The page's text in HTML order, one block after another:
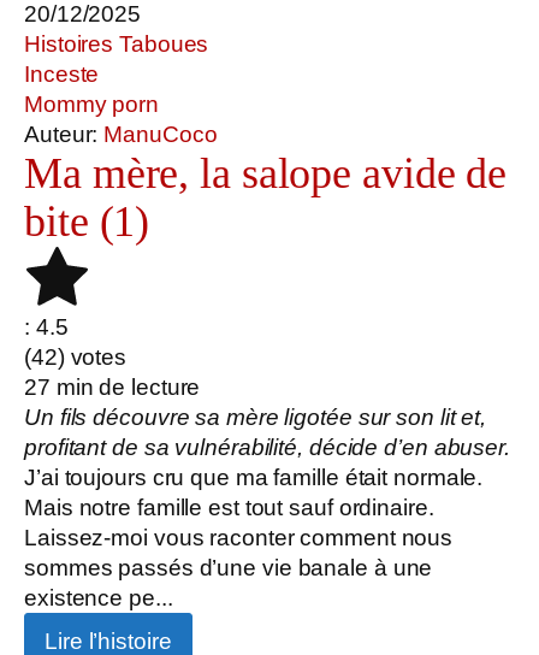
20/12/2025
Histoires Taboues
Inceste
Mommy porn
Auteur: ManuCoco
Ma mère, la salope avide de
bite (1)
: 4.5
(42) votes
27 min de lecture
Un fils découvre sa mère ligotée sur son lit et,
profitant de sa vulnérabilité, décide d’en abuser.
J’ai toujours cru que ma famille était normale.
Mais notre famille est tout sauf ordinaire.
Laissez-moi vous raconter comment nous
sommes passés d’une vie banale à une
existence pe...
Lire l’histoire